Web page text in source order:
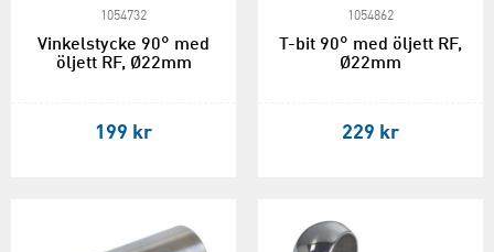
1054732
Vinkelstycke 90° med
öljett RF, Ø22mm
199 kr
1054862
T-bit 90° med öljett RF,
Ø22mm
229 kr